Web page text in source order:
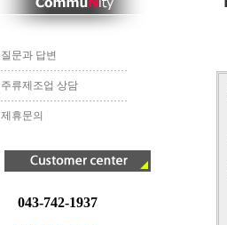
질문과 답변
주류제조업 상담
제휴문의
043-742-1937